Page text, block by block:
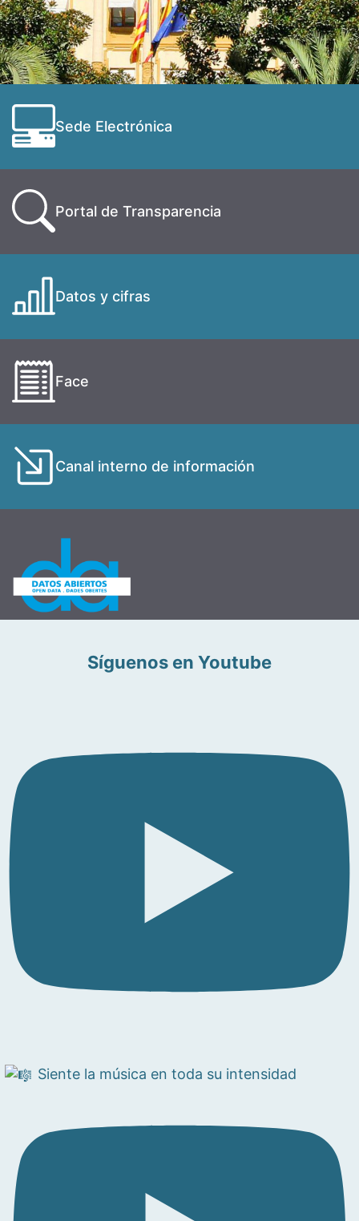
Sede Electrónica
Portal de Transparencia
Datos y cifras
Face
Canal interno de información
Síguenos en Youtube
Siente la música en toda su intensidad